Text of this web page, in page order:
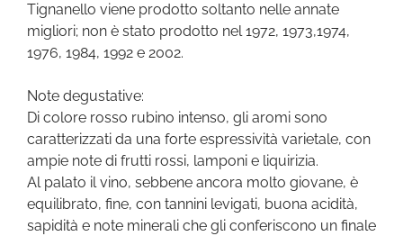
Tignanello viene prodotto soltanto nelle annate
migliori; non è stato prodotto nel 1972, 1973,1974,
1976, 1984, 1992 e 2002.
Note degustative:
Di colore rosso rubino intenso, gli aromi sono
caratterizzati da una forte espressività varietale, con
ampie note di frutti rossi, lamponi e liquirizia.
Al palato il vino, sebbene ancora molto giovane, è
equilibrato, fine, con tannini levigati, buona acidità,
sapidità e note minerali che gli conferiscono un finale